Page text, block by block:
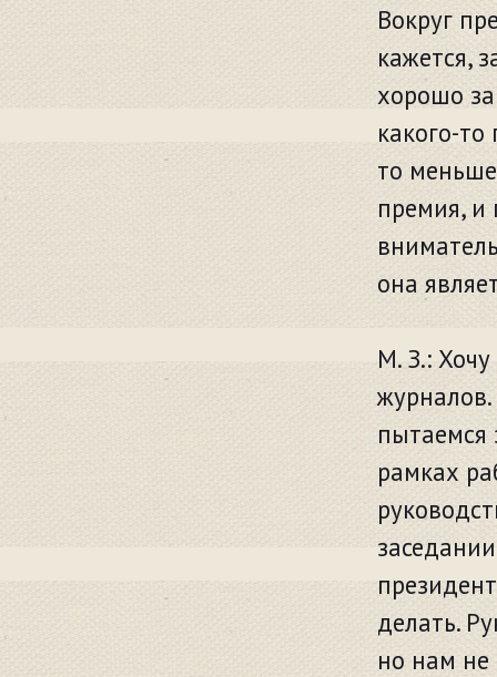
Вокруг
кажется,
хорошо
какого-
то
премия, и
она
М. З.:
пытаемся
рамках
делать.
но нам не